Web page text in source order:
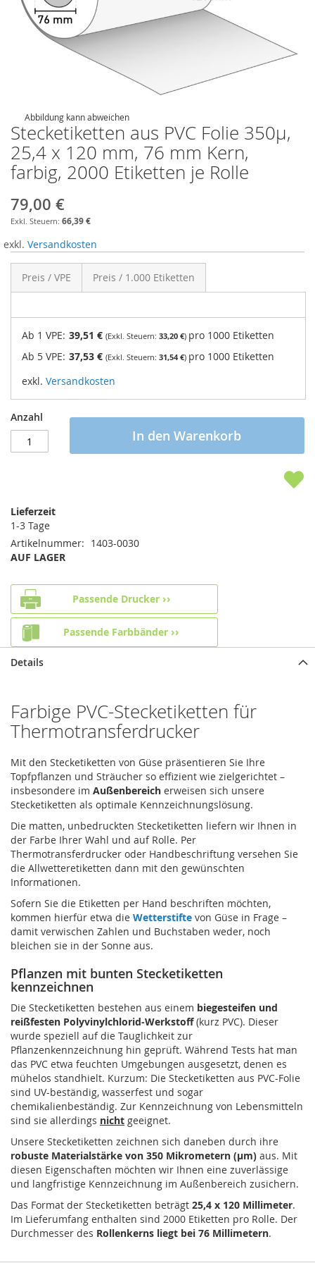
Abbildung kann abweichen
Stecketiketten aus PVC Folie 350µ,
25,4 x 120 mm, 76 mm Kern,
farbig, 2000 Etiketten je Rolle
79,00 €
66,39 €
exkl. Versandkosten
Preis / VPE Preis / 1.000 Etiketten
Ab 1 VPE: 39,51 € (Exkl. Steuern: 33,20 €) pro 1000 Etiketten
Ab 5 VPE: 37,53 € (Exkl. Steuern: 31,54 €) pro 1000 Etiketten
exkl. Versandkosten
Anzahl
In den Warenkorb
Lieferzeit
1-3 Tage
Artikelnummer
1403-0030
AUF LAGER
Passende Drucker
Passende Farbbänder
Details
Farbige PVC-Stecketiketten für
Thermotransferdrucker
Mit den Stecketiketten von Güse präsentieren Sie Ihre
Topfpflanzen und Sträucher so effizient wie zielgerichtet –
insbesondere im Außenbereich erweisen sich unsere
Stecketiketten als optimale Kennzeichnungslösung.
Die matten, unbedruckten Stecketiketten liefern wir Ihnen in
der Farbe Ihrer Wahl und auf Rolle. Per
Thermotransferdrucker oder Handbeschriftung versehen Sie
die Allwetteretiketten dann mit den gewünschten
Informationen.
Sofern Sie die Etiketten per Hand beschriften möchten,
kommen hierfür etwa die Wetterstifte von Güse in Frage –
damit verwischen Zahlen und Buchstaben weder, noch
bleichen sie in der Sonne aus.
Pflanzen mit bunten Stecketiketten
kennzeichnen
Die Stecketiketten bestehen aus einem biegesteifen und
reißfesten Polyvinylchlorid-Werkstoff(kurz PVC). Dieser
wurde speziell auf die Tauglichkeit zur
Pflanzenkennzeichnung hin geprüft. Während Tests hat man
das PVC etwa feuchten Umgebungen ausgesetzt, denen es
mühelos standhielt. Kurzum: Die Stecketiketten aus PVC-Folie
sind UV-beständig, wasserfest und sogar
chemikalienbeständig. Zur Kennzeichnung von Lebensmitteln
sind sie allerdings nicht geeignet.
Unsere Stecketiketten zeichnen sich daneben durch ihre
robuste Materialstärke von 350 Mikrometern (µm) aus. Mit
diesen Eigenschaften möchten wir Ihnen eine zuverlässige
und langfristige Kennzeichnung im Außenbereich zusichern.
Das Format der Stecketiketten beträgt 25,4 x 120 Millimeter.
Im Lieferumfang enthalten sind 2000 Etiketten pro Rolle. Der
Durchmesser des Rollenkerns liegt bei 76 Millimetern.